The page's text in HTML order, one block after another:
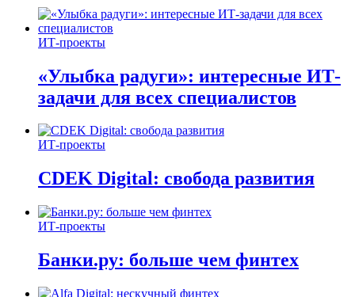
ИТ-проекты
«Улыбка радуги»: интересные ИТ-
задачи для всех специалистов
ИТ-проекты
CDEK Digital: свобода развития
ИТ-проекты
Банки.ру: больше чем финтех